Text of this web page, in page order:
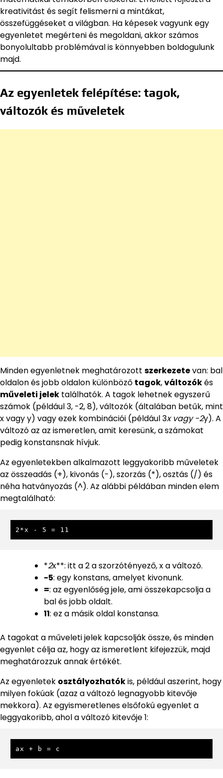
kreativitást és segít felismerni a mintákat,
összefüggéseket a világban. Ha képesek vagyunk egy
egyenletet megérteni és megoldani, akkor számos
bonyolultabb problémával is könnyebben boldogulunk
majd.
Az egyenletek felépítése: tagok,
változók és műveletek
Minden egyenletnek meghatározott szerkezetevan: bal
oldalon és jobb oldalon különböző tagok,változókés
műveleti jelek találhatók. A tagok lehetnek egyszerű
számok (például 3, -2, 8), változók (általában betűk, mint
x vagy y) vagy ezek kombinációi (például 3x vagy -2y). A
változó az az ismeretlen, amit keresünk, a számokat
pedig konstansnak hívjuk.
Az egyenletekben alkalmazott leggyakoribb műveletek
az összeadás (+), kivonás (-), szorzás (*), osztás (/) és
néha hatványozás (^). Az alábbi példában minden elem
megtalálható:
2*x - 5 = 11
*2x**: itt a 2 a szorzótényező, x a változó.
-5: egy konstans, amelyet kivonunk.
=: az egyenlőség jele, ami összekapcsolja a
bal és jobb oldalt.
11: ez a másik oldal konstansa.
A tagokat a műveleti jelek kapcsolják össze, és minden
egyenlet célja az, hogy az ismeretlent kifejezzük, majd
meghatározzuk annak értékét.
Az egyenletek osztályozhatókis, például aszerint, hogy
milyen fokúak (azaz a változó legnagyobb kitevője
mekkora). Az egyismeretlenes elsőfokú egyenlet a
leggyakoribb, ahol a változó kitevője 1:
ax + b = c